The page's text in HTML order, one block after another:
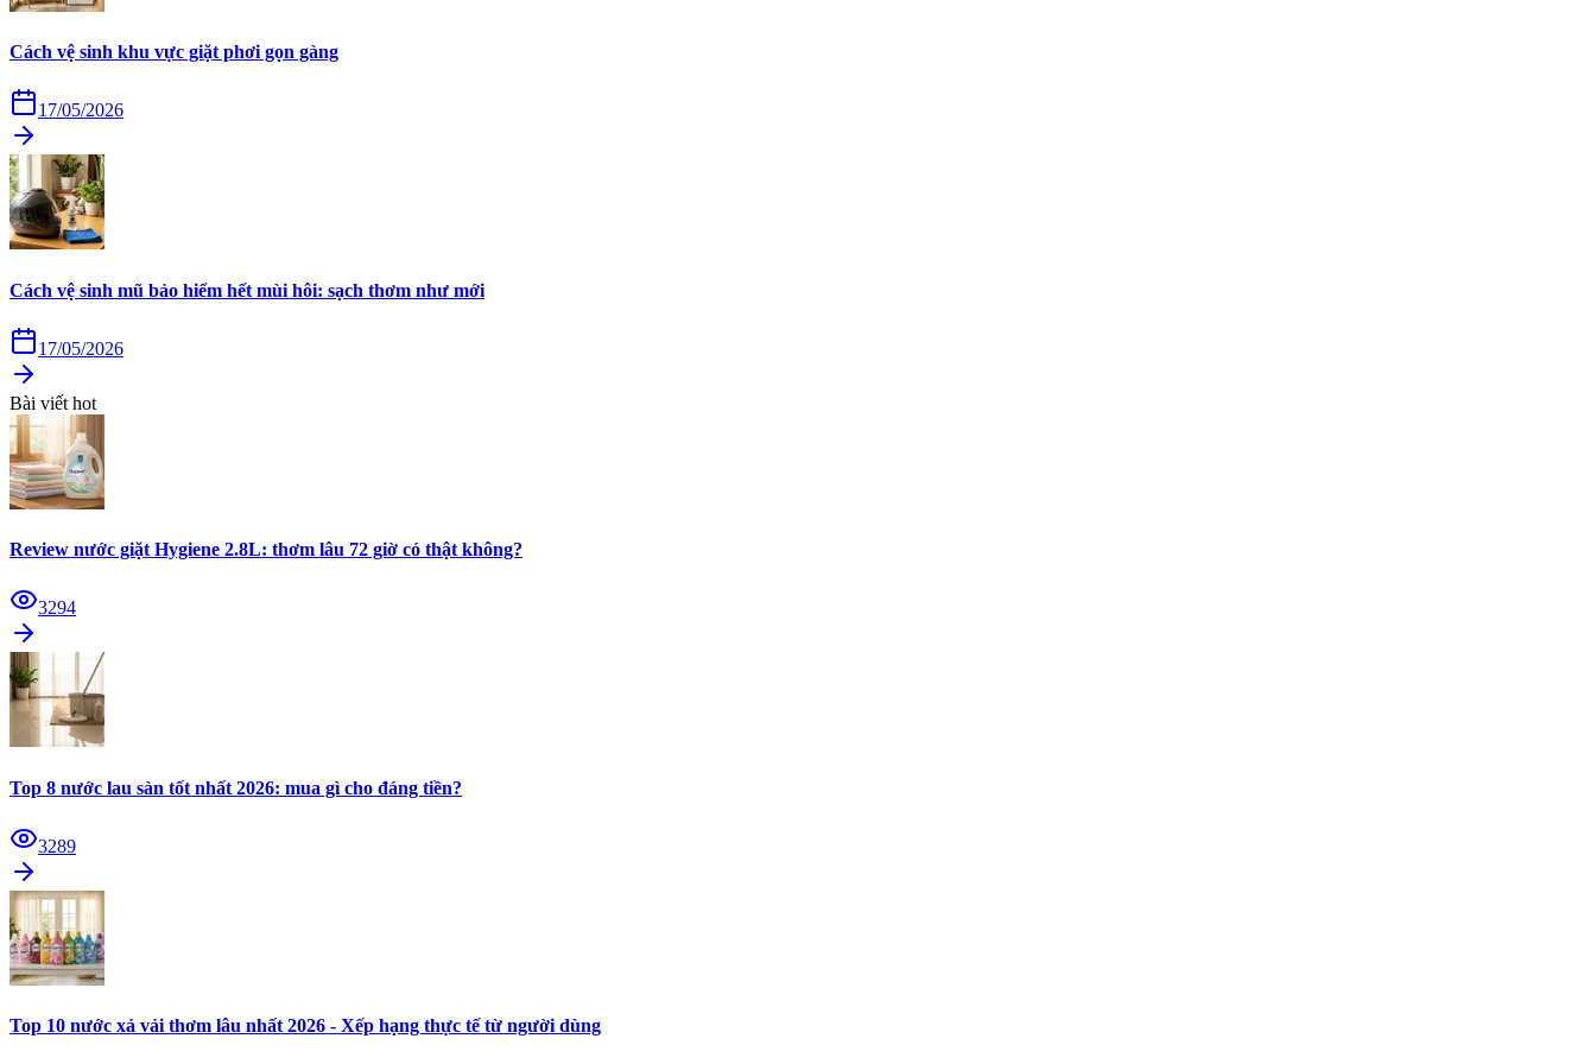
Cách vệ sinh khu vực giặt phơi gọn gàng
17/05/2026
Cách vệ sinh mũ bảo hiểm hết mùi hôi: sạch thơm như mới
17/05/2026
Bài viết hot
Review nước giặt Hygiene 2.8L: thơm lâu 72 giờ có thật không?
3294
Top 8 nước lau sàn tốt nhất 2026: mua gì cho đáng tiền?
3289
Top 10 nước xả vải thơm lâu nhất 2026 - Xếp hạng thực tế từ người dùng